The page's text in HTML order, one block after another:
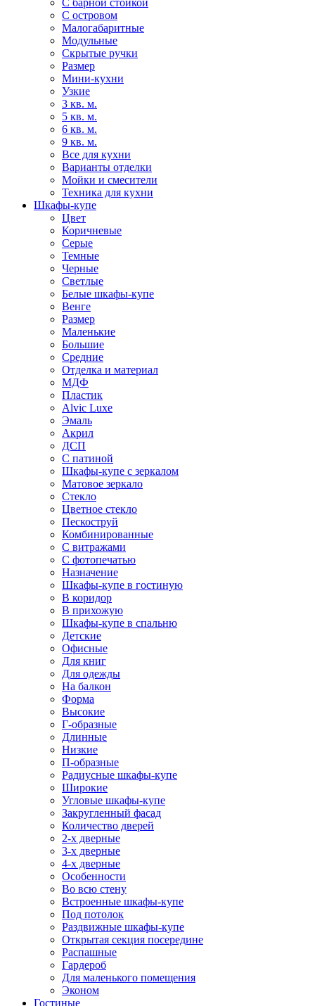
С барной стойкой
С островом
Малогабаритные
Модульные
Скрытые ручки
Размер
Мини-кухни
Узкие
3 кв. м.
5 кв. м.
6 кв. м.
9 кв. м.
Все для кухни
Варианты отделки
Мойки и смесители
Техника для кухни
Шкафы-купе
Цвет
Коричневые
Серые
Темные
Черные
Светлые
Белые шкафы-купе
Венге
Размер
Маленькие
Большие
Средние
Отделка и материал
МДФ
Пластик
Alvic Luxe
Эмаль
Акрил
ДСП
С патиной
Шкафы-купе с зеркалом
Матовое зеркало
Стекло
Цветное стекло
Пескоструй
Комбинированные
С витражами
С фотопечатью
Назначение
Шкафы-купе в гостиную
В коридор
В прихожую
Шкафы-купе в спальню
Детские
Офисные
Для книг
Для одежды
На балкон
Форма
Высокие
Г-образные
Длинные
Низкие
П-образные
Радиусные шкафы-купе
Широкие
Угловые шкафы-купе
Закругленный фасад
Количество дверей
2-х дверные
3-х дверные
4-х дверные
Особенности
Во всю стену
Встроенные шкафы-купе
Под потолок
Раздвижные шкафы-купе
Открытая секция посередине
Распашные
Гардероб
Для маленького помещения
Эконом
Гостиные